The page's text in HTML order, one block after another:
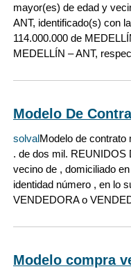
mayor(es) de edad y
ANT, identificado(s) con
114.000.000 de
MEDELLÍN – ANT,
Modelo De
solvalModelo de contrato
. de dos mil. REUNIDOS
vecino de , domiciliado
identidad número , en lo
VENDEDORA o
Modelo compra